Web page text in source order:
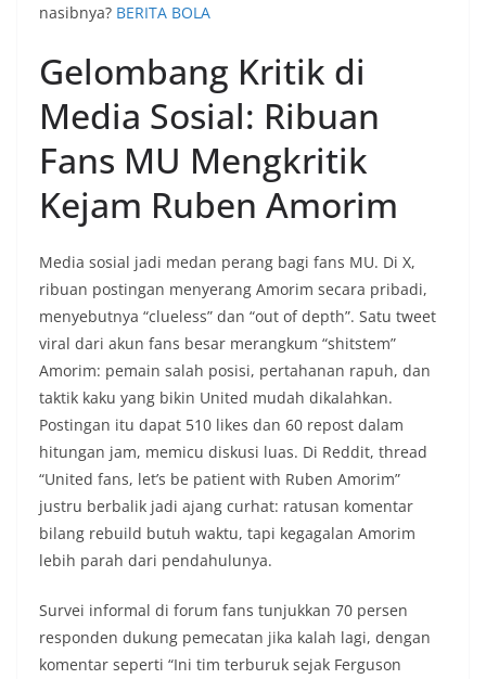
nasibnya? BERITA BOLA
Gelombang Kritik di
Media Sosial: Ribuan
Fans MU Mengkritik
Kejam Ruben Amorim
Media sosial jadi medan perang bagi fans MU. Di X,
ribuan postingan menyerang Amorim secara pribadi,
menyebutnya “clueless” dan “out of depth”. Satu tweet
viral dari akun fans besar merangkum “shitstem”
Amorim: pemain salah posisi, pertahanan rapuh, dan
taktik kaku yang bikin United mudah dikalahkan.
Postingan itu dapat 510 likes dan 60 repost dalam
hitungan jam, memicu diskusi luas. Di Reddit, thread
“United fans, let’s be patient with Ruben Amorim”
justru berbalik jadi ajang curhat: ratusan komentar
bilang rebuild butuh waktu, tapi kegagalan Amorim
lebih parah dari pendahulunya.
Survei informal di forum fans tunjukkan 70 persen
responden dukung pemecatan jika kalah lagi, dengan
komentar seperti “Ini tim terburuk sejak Ferguson